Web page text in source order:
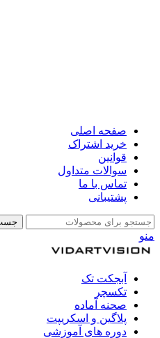
صفحه اصلی
خرید اشتراک
قوانین
سوالات متداول
تماس با ما
پشتیبانی
منو
آبجکت تک
تکسچر
صحنه آماده
پلاگین و اسکریپت
دوره های آموزشی